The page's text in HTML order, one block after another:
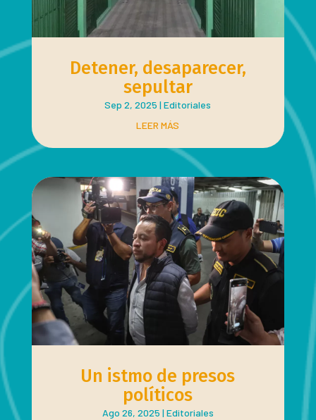
Detener, desaparecer,
sepultar
Sep 2, 2025 |Editoriales
LEER MÁS
Un istmo de presos
políticos
Ago 26, 2025 | Editoriales